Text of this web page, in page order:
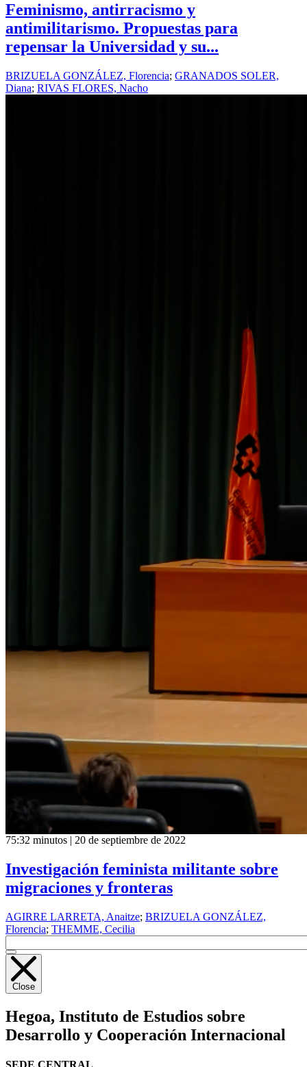
Feminismo, antirracismo y
antimilitarismo. Propuestas para
repensar la Universidad y su...
BRIZUELA GONZÁLEZ, Florencia; GRANADOS SOLER,
Diana; RIVAS FLORES, Nacho
75:32 minutos | 20 de septiembre de 2022
Investigación feminista militante sobre
migraciones y fronteras
AGIRRE LARRETA, Anaitze; BRIZUELA GONZÁLEZ,
Florencia; THEMME, Cecilia
Close
Hegoa, Instituto de Estudios sobre
Desarrollo y Cooperación Internacional